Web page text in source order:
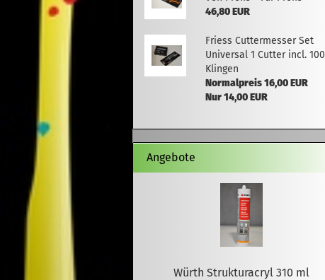
46,80 EUR
Friess Cuttermesser Set
Universal 1 Cutter incl. 100
Klingen
Normalpreis 16,00 EUR
Nur 14,00 EUR
Angebote
Würth Strukturacryl 310 ml